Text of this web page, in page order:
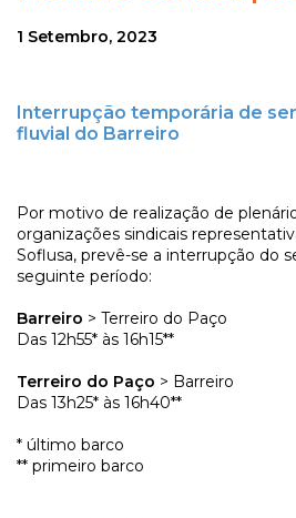
1 Setembro, 2023
Interrupção temporária de
fluvial do Barreiro
Por motivo de realização de
organizações sindicais
Soflusa, prevê-se a interrupção do
seguinte período:
Barreiro > Terreiro do Paço
Das 12h55* às 16h15**
Terreiro do Paço > Barreiro
Das 13h25* às 16h40**
* último barco
** primeiro barco